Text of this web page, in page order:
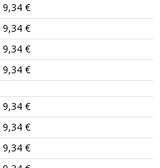
9,34 €
9,34 €
9,34 €
9,34 €
9,34 €
9,34 €
9,34 €